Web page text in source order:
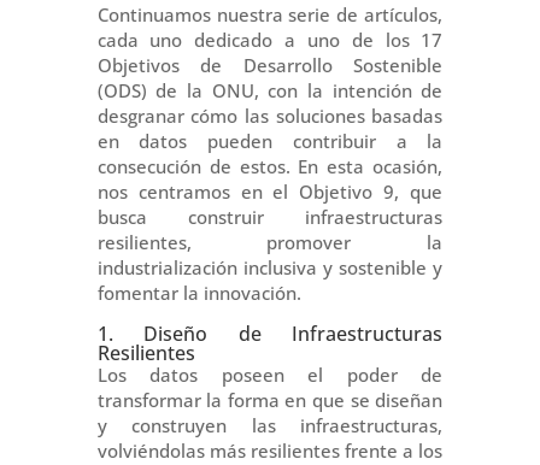
Continuamos nuestra serie de artículos,
cada uno dedicado a uno de los 17
Objetivos de Desarrollo Sostenible
(ODS) de la ONU, con la intención de
desgranar cómo las soluciones basadas
en datos pueden contribuir a la
consecución de estos. En esta ocasión,
nos centramos en el Objetivo 9, que
busca construir infraestructuras
resilientes, promover la
industrialización inclusiva y sostenible y
fomentar la innovación.
1. Diseño de Infraestructuras
Resilientes
Los datos poseen el poder de
transformar la forma en que se diseñan
y construyen las infraestructuras,
volviéndolas más resilientes frente a los